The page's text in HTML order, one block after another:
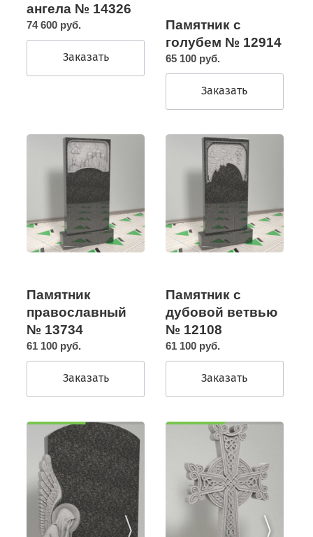
ангела № 14326
74 600 руб.
Заказать
Памятник с
голубем № 12914
65 100 руб.
Заказать
Памятник
православный
№ 13734
61 100 руб.
Заказать
Памятник с
дубовой ветвью
№ 12108
61 100 руб.
Заказать